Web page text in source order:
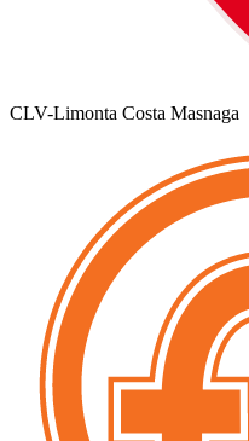
CLV-Limonta Costa Masnaga